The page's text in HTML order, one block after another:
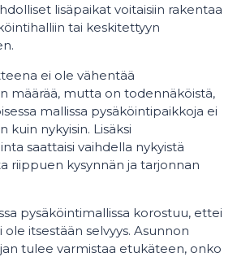
lisäpaikat voitaisiin rakentaa
tai keskitettyyn
ei ole vähentää
määrää, mutta on todennäköistä,
mallissa pysäköintipaikkoja ei
nykyisin. Lisäksi
saattaisi vaihdella nykyistä
riippuen kysynnän ja tarjonnan
pysäköintimallissa korostuu, ettei
itsestään selvyys. Asunnon
tulee varmistaa etukäteen, onko